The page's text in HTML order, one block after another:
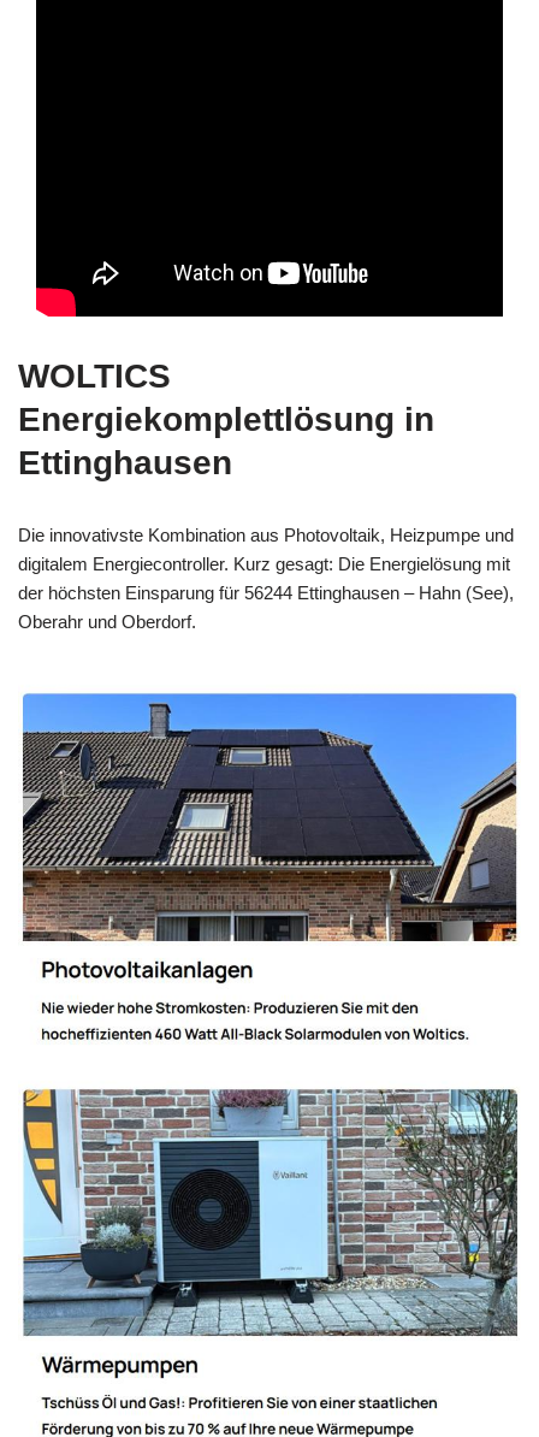
WOLTICS
Energiekomplettlösung in
Ettinghausen
Die innovativste Kombination aus Photovoltaik, Heizpumpe und
digitalem Energiecontroller. Kurz gesagt: Die Energielösung mit
der höchsten Einsparung für 56244 Ettinghausen – Hahn (See),
Oberahr und Oberdorf.